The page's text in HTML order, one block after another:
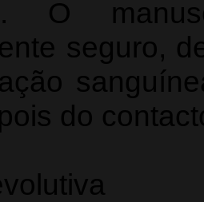
O
seguro,
do